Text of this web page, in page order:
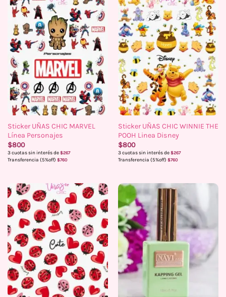
Sticker UÑAS CHIC MARVEL
Línea Personajes
$800
3 cuotas sin interés de $267
Transferencia (5%off) $760
Sticker UÑAS CHIC WINNIE THE
POOH Linea Disney
$800
3 cuotas sin interés de $267
Transferencia (5%off) $760